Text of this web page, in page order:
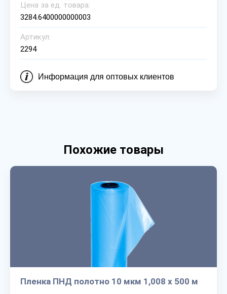
Цена за ед. товара:
3284.6400000000003
Артикул:
2294
Информация для оптовых клиентов
Похожие товары
Пленка ПНД полотно 10 мкм 1,008 х 500 м